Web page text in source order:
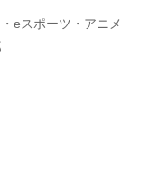
eスポーツ・アニメ